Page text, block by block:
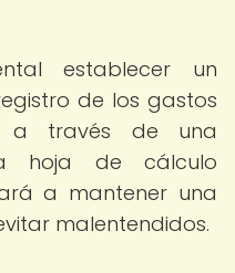
establecer un
de los gastos
a través de una
hoja de cálculo
a mantener una
malentendidos.